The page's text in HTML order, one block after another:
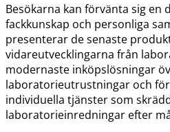
Besökarna kan förvänta sig en
fackkunskap och personliga
presenterar de senaste
vidareutvecklingarna från
modernaste inköpslösningar
laboratorieutrustningar och
individuella tjänster som
laboratorieinredningar efter